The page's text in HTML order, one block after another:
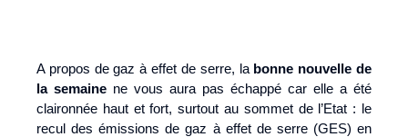
A propos de gaz à effet de serre, la bonne nouvelle de
la semaine ne vous aura pas échappé car elle a été
claironnée haut et fort, surtout au sommet de l’Etat : le
recul des émissions de gaz à effet de serre (GES) en